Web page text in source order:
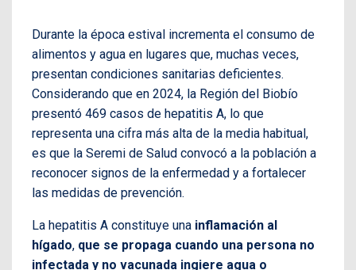
Durante la época estival incrementa el consumo de
alimentos y agua en lugares que, muchas veces,
presentan condiciones sanitarias deficientes.
Considerando que en 2024, la Región del Biobío
presentó 469 casos de hepatitis A, lo que
representa una cifra más alta de la media habitual,
es que la Seremi de Salud convocó a la población a
reconocer signos de la enfermedad y a fortalecer
las medidas de prevención.
La hepatitis A constituye una inflamación al
hígado, que se propaga cuando una persona no
infectada y no vacunada ingiere agua o